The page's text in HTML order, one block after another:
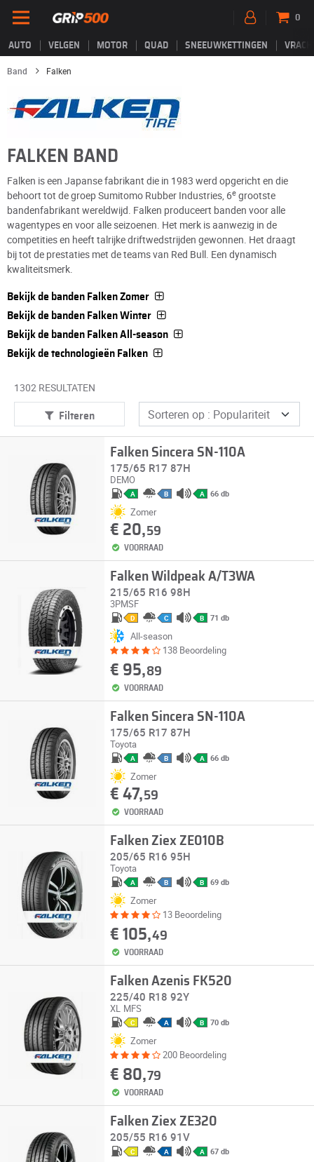
AUTO VELGEN MOTOR QUAD SNEEUWKETTINGEN
0
Band Falken
FALKEN BAND
Falken is een Japanse fabrikant die in 1983 werd opgericht en die
behoort tot de groep Sumitomo Rubber Industries, 6e grootste
bandenfabrikant wereldwijd. Falken produceert banden voor alle
wagentypes en voor alle seizoenen. Het merk is aanwezig in de
competities en heeft talrijke driftwedstrijden gewonnen. Het draagt
bij tot de prestaties met de teams van Red Bull. Een dynamisch
kwaliteitsmerk.
Bekijk de banden Falken Zomer
Bekijk de banden Falken Winter
Bekijk de banden Falken All-season
Bekijk de technologieën Falken
1302 RESULTATEN
Filteren
Falken Sincera SN-110A
175/65 R17 87H
DEMO
A B A 66 db
Zomer
€ 20,59
VOORRAAD
Falken Wildpeak A/T3WA
215/65 R16 98H
3PMSF
D C B 71 db
All-season
138 Beoordeling
€ 95,89
VOORRAAD
Falken Sincera SN-110A
175/65 R17 87H
Toyota
A B A 66 db
Zomer
€ 47,59
VOORRAAD
Falken Ziex ZE010B
205/65 R16 95H
Toyota
A B B 69 db
Zomer
13 Beoordeling
€ 105,49
VOORRAAD
Falken Azenis FK520
225/40 R18 92Y
XL MFS
C A B 70 db
Zomer
200 Beoordeling
€ 80,79
VOORRAAD
Falken Ziex ZE320
205/55 R16 91V
C A A 67 db